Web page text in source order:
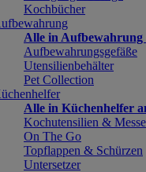
Kochbücher
Alle in Aufbewahrung
Aufbewahrungsgefäße
Utensilienbehälter
Pet Collection
Alle in Küchenhelfer
Kochutensilien &
On The Go
Topflappen & Schürzen
Untersetzer